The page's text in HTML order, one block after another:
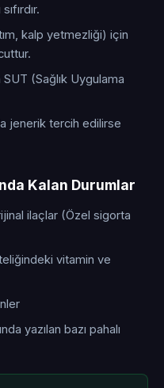
kalp yetmezliği) için
(Sağlık Uygulama
jenerik tercih edilirse
Kalan Durumlar
ilaçlar (Özel sigorta
vitamin ve
yazılan bazı pahalı